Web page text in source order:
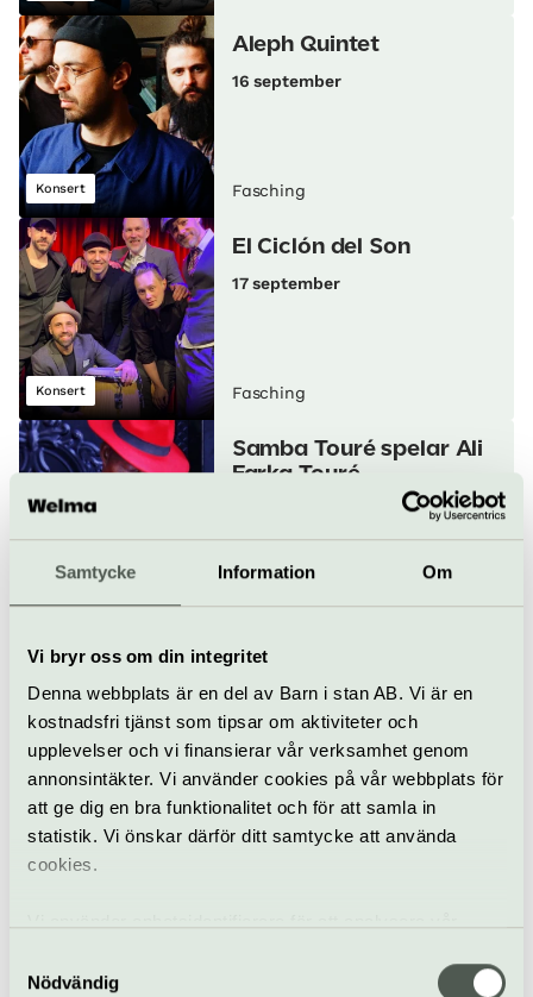
Samtycke Information Om
Vi bryr oss om din integritet
Denna webbplats är en del av Barn i stan AB. Vi är en
kostnadsfri tjänst som tipsar om aktiviteter och
upplevelser och vi finansierar vår verksamhet genom
annonsintäkter. Vi använder cookies på vår webbplats för
att ge dig en bra funktionalitet och för att samla in
statistik. Vi önskar därför ditt samtycke att använda
cookies.
samt tillhandahålla funktioner för sociala medier. Vi
Nödvändig
Konsert
Aleph Quintet
16 september
Fasching
Konsert
El Ciclón del Son
17 september
Fasching
Samba Touré spelar Ali
Farka Touré
Nik West
19 september
Fasching